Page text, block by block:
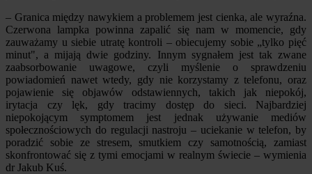
– Granica między nawykiem a problemem jest cienka, ale wyraźna.
Czerwona lampka powinna zapalić się nam w momencie, gdy
zauważamy u siebie utratę kontroli – obiecujemy sobie „tylko pięć
minut", a mijają dwie godziny. Innym sygnałem jest tak zwane
zaabsorbowanie uwagowe, czyli myślenie o sprawdzeniu
powiadomień nawet wtedy, gdy nie korzystamy z telefonu, oraz
pojawienie się objawów odstawiennych, takich jak niepokój,
irytacja czy lęk, gdy tracimy dostęp do sieci. Najbardziej
niepokojącym symptomem jest jednak używanie mediów
społecznościowych do regulacji nastroju – uciekanie w telefon, by
poradzić sobie ze stresem, smutkiem czy samotnością, zamiast
skonfrontować się z tymi emocjami w realnym świecie – wymienia
dr Jakub Kuś.